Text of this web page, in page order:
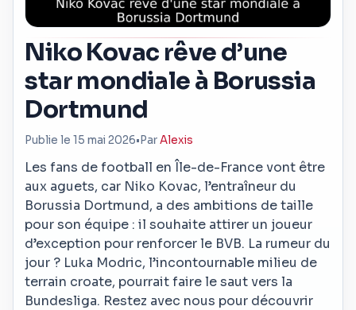
Niko Kovac rêve d’une
star mondiale à Borussia
Dortmund
Publie le 15 mai 2026• ParAlexis
Les fans de football en Île-de-France vont être
aux aguets, car Niko Kovac, l’entraîneur du
Borussia Dortmund, a des ambitions de taille
pour son équipe : il souhaite attirer un joueur
d’exception pour renforcer le BVB. La rumeur du
jour ? Luka Modric, l’incontournable milieu de
terrain croate, pourrait faire le saut vers la
Bundesliga. Restez avec nous pour découvrir